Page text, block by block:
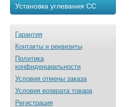
Установка углевания СС
Гарантия
Контакты и реквизиты
Политика
конфиденциальности
Условия отмены заказа
Условия возврата товара
Регистрация